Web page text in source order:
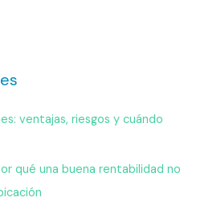
ventajas, riesgos y cuándo
qué una buena rentabilidad no